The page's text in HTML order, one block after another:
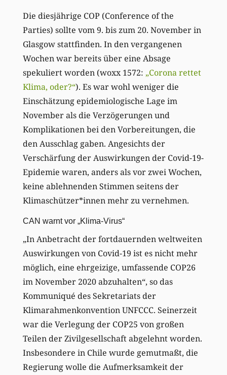
Die diesjährige COP (Conference of the
Parties) sollte vom 9. bis zum 20. November in
Glasgow stattfinden. In den vergangenen
Wochen war bereits über eine Absage
spekuliert worden (woxx 1572: „Corona rettet
Klima, oder?“). Es war wohl weniger die
Einschätzung epidemiologische Lage im
November als die Verzögerungen und
Komplikationen bei den Vorbereitungen, die
den Ausschlag gaben. Angesichts der
Verschärfung der Auswirkungen der Covid-19-
Epidemie waren, anders als vor zwei Wochen,
keine ablehnenden Stimmen seitens der
Klimaschützer*innen mehr zu vernehmen.
CAN warnt vor „Klima-Virus“
„In Anbetracht der fortdauernden weltweiten
Auswirkungen von Covid-19 ist es nicht mehr
möglich, eine ehrgeizige, umfassende COP26
im November 2020 abzuhalten“, so das
Kommuniqué des Sekretariats der
Klimarahmenkonvention UNFCCC. Seinerzeit
war die Verlegung der COP25 von großen
Teilen der Zivilgesellschaft abgelehnt worden.
Insbesondere in Chile wurde gemutmaßt, die
Regierung wolle die Aufmerksamkeit der